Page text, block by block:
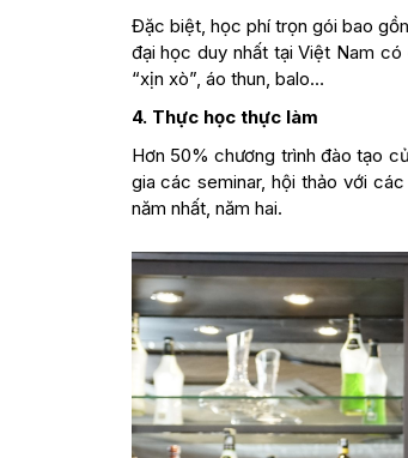
Đặc biệt, học phí trọn gói bao
đại học duy nhất tại Việt Nam
“xịn xò”, áo thun, balo…
4. Thực học thực làm
Hơn 50% chương trình đào tạo
gia các seminar, hội thảo với
năm nhất, năm hai.